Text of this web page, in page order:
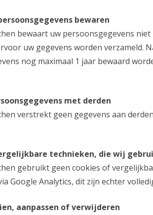
bewaren
bewaart uw persoonsgegevens
uw gegevens worden verzameld.
nog maximaal 1 jaar bewaard
met derden
verstrekt geen gegevens aan
technieken, die wij
gebruikt geen cookies of
Google Analytics, dit zijn echter
aanpassen of verwijderen